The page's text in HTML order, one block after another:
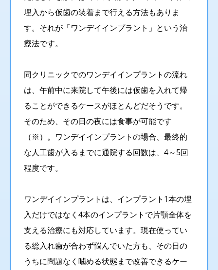
埋入から仮歯の装着まで行える方法もありま
す。それが「ワンデイインプラント」という治
療法です。
同クリニックでのワンデイインプラントの流れ
は、午前中に来院して午後には仮歯を入れて帰
ることができるケースがほとんどだそうです。
そのため、その日の夜には食事が可能です
（※）。ワンデイインプラントの場合、最終的
な人工歯が入るまでに通院する回数は、4～5回
程度です。
ワンデイインプラントは、インプラント1本の埋
入だけではなく4本のインプラントで片顎全体を
支える治療にも対応しています。現在使ってい
る総入れ歯が合わず悩んでいた方も、その日の
うちに問題なく噛める状態まで改善できるケー